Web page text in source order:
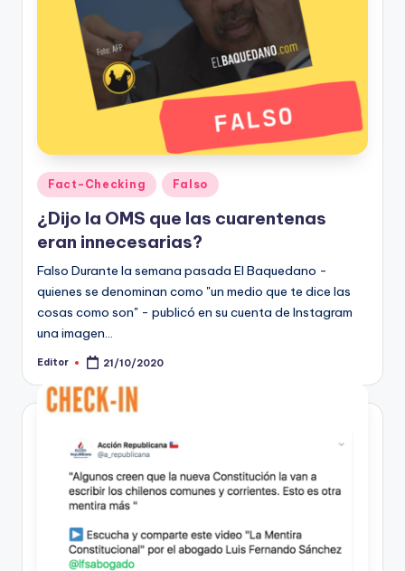
Publicado
en
Fact-Checking Falso
¿Dijo la OMS que las cuarentenas
eran innecesarias?
Falso Durante la semana pasada El Baquedano -
quienes se denominan como "un medio que te dice las
cosas como son" - publicó en su cuenta de Instagram
una imagen…
Publicado
Editor 21/10/2020